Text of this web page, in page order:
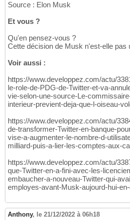
Source : Elon Musk
Et vous ?
Qu'en pensez-vous ?
Cette décision de Musk n'est-elle pas
Voir aussi :
https://www.developpez.com/actu/
le-role-de-PDG-de-Twitter-et-va-
vie-selon-une-source-Le-
interieur-previent-deja-que-l-oiseau-
https://www.developpez.com/actu/
de-transformer-Twitter-en-banque-
vise-a-augmenter-le-nombre-d-
milliard-puis-a-lier-les-comptes-aux-
https://www.developpez.com/actu/
que-Twitter-en-a-fini-avec-les-
embaucher-a-nouveau-Twitter-qui-
employes-avant-Musk-aujourd-hui-
Anthony, le 21/12/2022 à 06h18